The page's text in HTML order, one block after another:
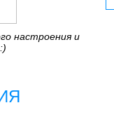
настроения и